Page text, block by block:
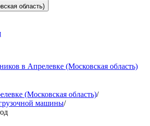
область)
в Апрелевке (Московская область)
(Московская область)/
машины/